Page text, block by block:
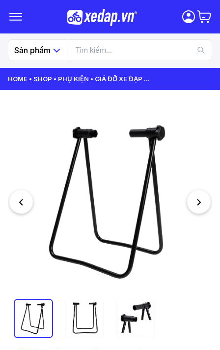
Sản phẩm
HOME SHOP PHỤ KIỆN GIÁ ĐỠ XE ĐẠP ...